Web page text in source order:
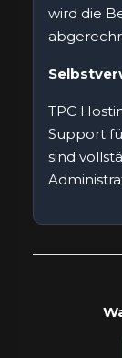
wird die
TPC
Support
sind